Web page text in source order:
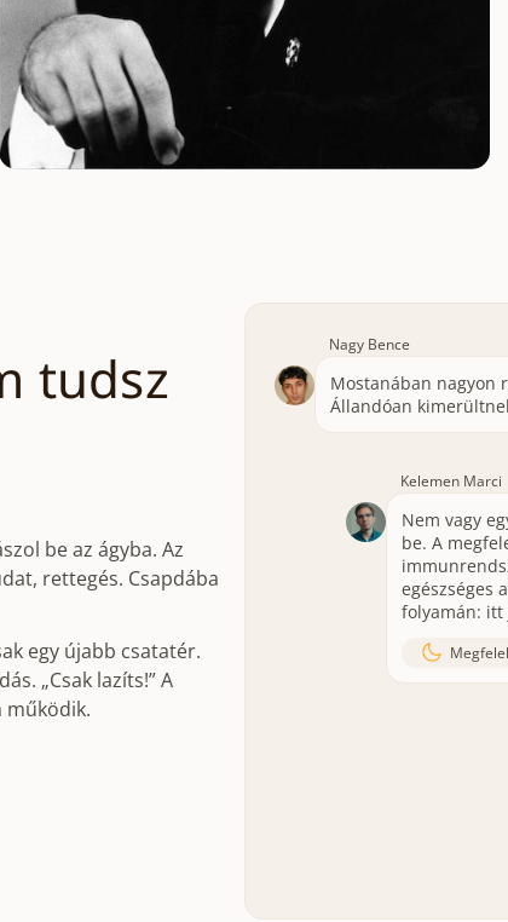
tudsz
be az ágyba. Az
rettegés. Csapdába
egy újabb csatatér.
„Csak lazíts!” A
működik.
Nagy Bence
Mostanában nagyon
Állandóan
Kelemen Marci
Nem vagy
be. A
egészséges
folyamán: itt